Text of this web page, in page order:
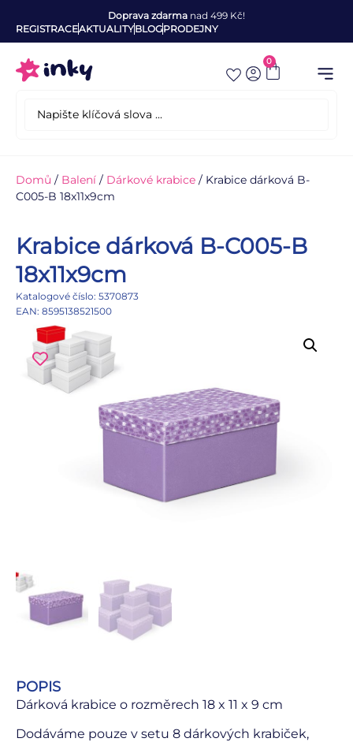
Doprava zdarma nad 499 Kč!
REGISTRACEAKTUALITYBLOGPRODEJNY
0
Domů / Balení / Dárkové krabice / Krabice dárková B-
C005-B 18x11x9cm
Krabice dárková B-C005-B
18x11x9cm
Katalogové číslo: 5370873
EAN: 8595138521500
POPIS
Dárková krabice o rozměrech 18 x 11 x 9 cm
Dodáváme pouze v setu 8 dárkových krabiček,